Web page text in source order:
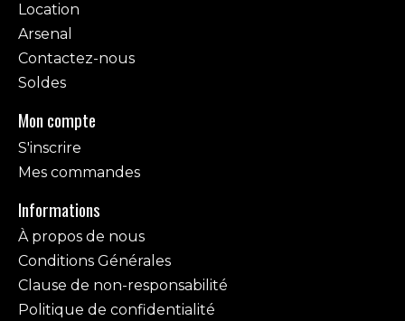
Location
Arsenal
Contactez-nous
Soldes
Mon compte
S'inscrire
Mes commandes
Informations
À propos de nous
Conditions Générales
Clause de non-responsabilité
Politique de confidentialité